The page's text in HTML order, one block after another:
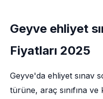
Geyve ehliyet
Fiyatları 2025
Geyve'da ehliyet sınav
türüne, araç sınıfına